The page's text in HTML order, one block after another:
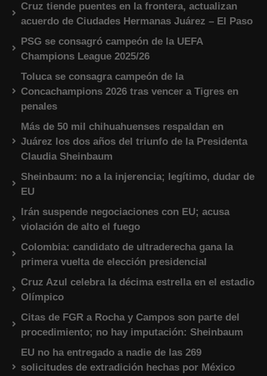
Cruz tiende puentes en la frontera, actualizan
acuerdo de Ciudades Hermanas Juárez – El Paso
PSG se consagró campeón de la UEFA
Champions League 2025/26
Toluca se consagra campeón de la
Concachampions 2026 tras vencer a Tigres en
penales
Más de 50 mil chihuahuenses respaldan en
Juárez los dos años del triunfo de la Presidenta
Claudia Sheinbaum
Sheinbaum: no a la injerencia; legítimo, dudar de
EU
Irán suspende negociaciones con EU; acusa
violación de alto el fuego
Colombia: candidato de ultraderecha gana la
primera vuelta de elección presidencial
Cruz Azul celebra la décima estrella en el estadio
Olímpico
Citas de FGR a Rocha y Campos son parte del
procedimiento; no hay imputación: Sheinbaum
EU no ha entregado a nadie de las 269
solicitudes de extradición hechas por México